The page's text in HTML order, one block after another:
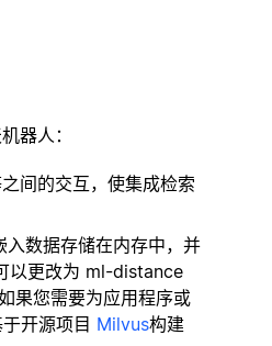
器人：
间的交互，使集成检索
入数据存储在内存中，并
以更改为 ml-distance
果您需要为应用程序或
开源项目 Milvus构建